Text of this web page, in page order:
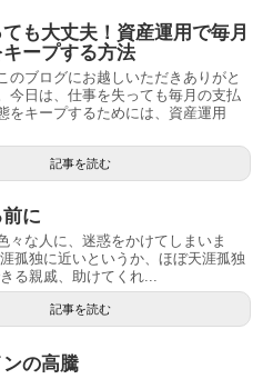
も大丈夫！資産運用で毎月
ープする方法
のブログにお越しいただきありがと
今日は、仕事を失っても毎月の支払
をキープするためには、資産運用
記事を読む
に
々な人に、迷惑をかけてしまいま
孤独に近いというか、ほぼ天涯孤独
る親戚、助けてくれ...
記事を読む
の高騰